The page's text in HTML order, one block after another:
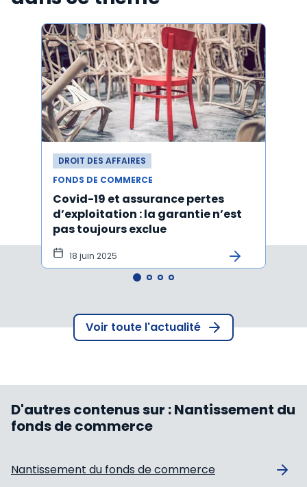
DROIT DES AFFAIRES
FONDS DE COMMERCE
Covid-19 et assurance pertes
d’exploitation : la garantie n’est
pas toujours exclue
18 juin 2025
tôt
Voir toute l'actualité
D'autres contenus sur :Nantissement du
fonds de commerce
Nantissement du fonds de commerce